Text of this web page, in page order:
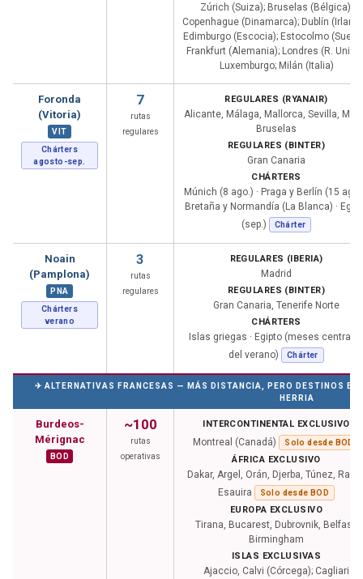
Zúrich (Suiza); Bruselas (Bélgica);
Copenhague (Dinamarca); Dublín
Edimburgo (Escocia); Estocolmo
Frankfurt (Alemania); Londres (R.
Luxemburgo; Milán (Italia)
Foronda
(Vitoria)
VIT
Chárters
agosto-sep.
7
rutas
regulares
REGULARES (RYANAIR)
Alicante, Málaga, Mallorca, Sevilla,
Bruselas
REGULARES (BINTER)
Gran Canaria
CHÁRTERS
Múnich (8 ago.) · Praga y Berlín (15 ago.)
Bretaña y Normandía (La Blanca) ·
(sep.)
Chárter
Noain
(Pamplona)
PNA
Chárters
verano
3
rutas
regulares
REGULARES (IBERIA)
Madrid
REGULARES (BINTER)
Gran Canaria, Tenerife Norte
CHÁRTERS
Islas griegas · Egipto (meses
del verano)
Chárter
✈ ALTERNATIVAS FRANCESAS — MÁS DISTANCIA, PERO DESTINOS
HERRIA
Burdeos-
Mérignac
BOD
~100
rutas
operativas
INTERCONTINENTAL EXCLUSIVO
Montreal (Canadá) Solo desde BOD
ÁFRICA EXCLUSIVO
Dakar, Argel, Orán, Djerba, Túnez,
Esauira
Solo desde BOD
EUROPA EXCLUSIVO
Tirana, Bucarest, Dubrovnik, Belfast,
Birmingham
ISLAS EXCLUSIVAS
Ajaccio, Calvi (Córcega); Cagliari